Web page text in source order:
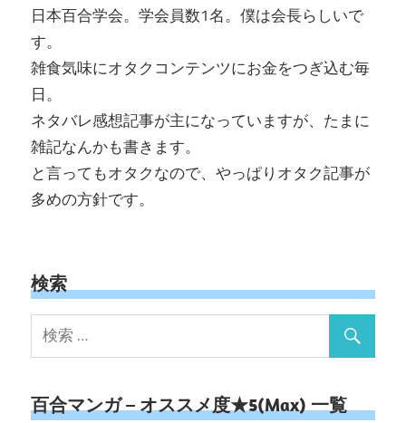
日本百合学会。学会員数1名。僕は会長らしいで
す。
雑食気味にオタクコンテンツにお金をつぎ込む毎
日。
ネタバレ感想記事が主になっていますが、たまに
雑記なんかも書きます。
と言ってもオタクなので、やっぱりオタク記事が
多めの方針です。
検索
百合マンガ – オススメ度★5(Max) 一覧